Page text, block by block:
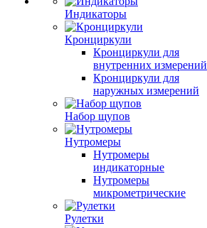
Индикаторы
Кронциркули
Кронциркули для
внутренних измерений
Кронциркули для
наружных измерений
Набор щупов
Нутромеры
Нутромеры
индикаторные
Нутромеры
микрометрические
Рулетки